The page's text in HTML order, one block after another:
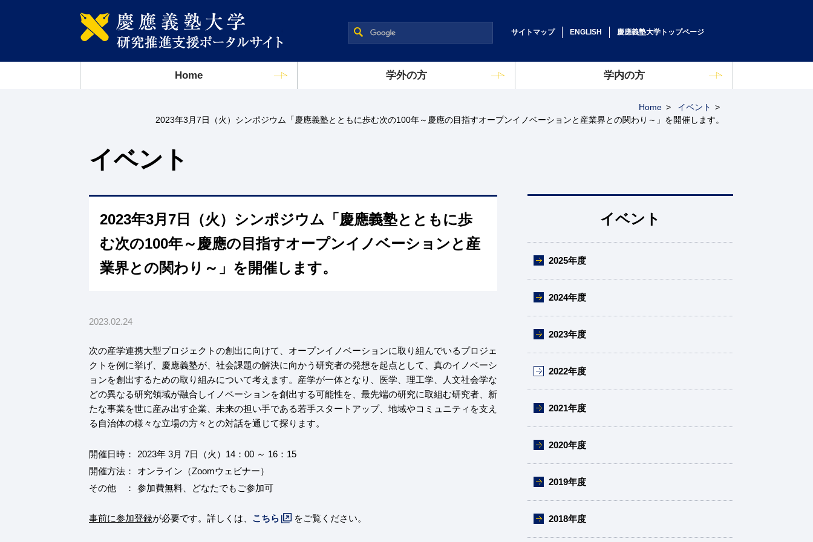
慶應義塾大学 研究促進支援ポータルサイト
サイトマップ ENGLISH 慶應義塾大学トップページ
Home 学外の方 学内の方
Home
イベント
2023年3月7日（火）シンポジウム「慶應義塾とともに歩む次の100年～慶應の目指すオープンイノベーションと産業界との関わり～」を開催します。
イベント
2023年3月7日（火）シンポジウム「慶應義塾とともに歩
む次の100年～慶應の目指すオープンイノベーションと産
業界との関わり～」を開催します。
2023.02.24
次の産学連携大型プロジェクトの創出に向けて、オープンイノベーションに取り組んでいるプロジェ
クトを例に挙げ、慶應義塾が、社会課題の解決に向かう研究者の発想を起点として、真のイノベーシ
ョンを創出するための取り組みについて考えます。産学が一体となり、医学、理工学、人文社会学な
どの異なる研究領域が融合しイノベーションを創出する可能性を、最先端の研究に取組む研究者、新
たな事業を世に産み出す企業、未来の担い手である若手スタートアップ、地域やコミュニティを支え
る自治体の様々な立場の方々との対話を通じて探ります。
開催日時：
2023年 3月 7日（火）14：00 ～ 16：15
開催方法：
オンライン（Zoomウェビナー）
その他 ：
参加費無料、どなたでもご参加可
事前に参加登録が必要です。詳しくは、 こちら をご覧ください。
イベント
2025年度
2024年度
2023年度
2022年度
2021年度
2020年度
2019年度
2018年度